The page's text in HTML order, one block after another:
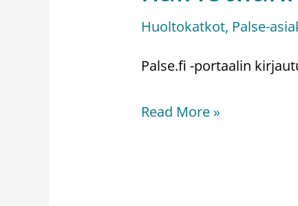
Huoltokatkot, Palse-
Palse.fi -portaalin
Read More »